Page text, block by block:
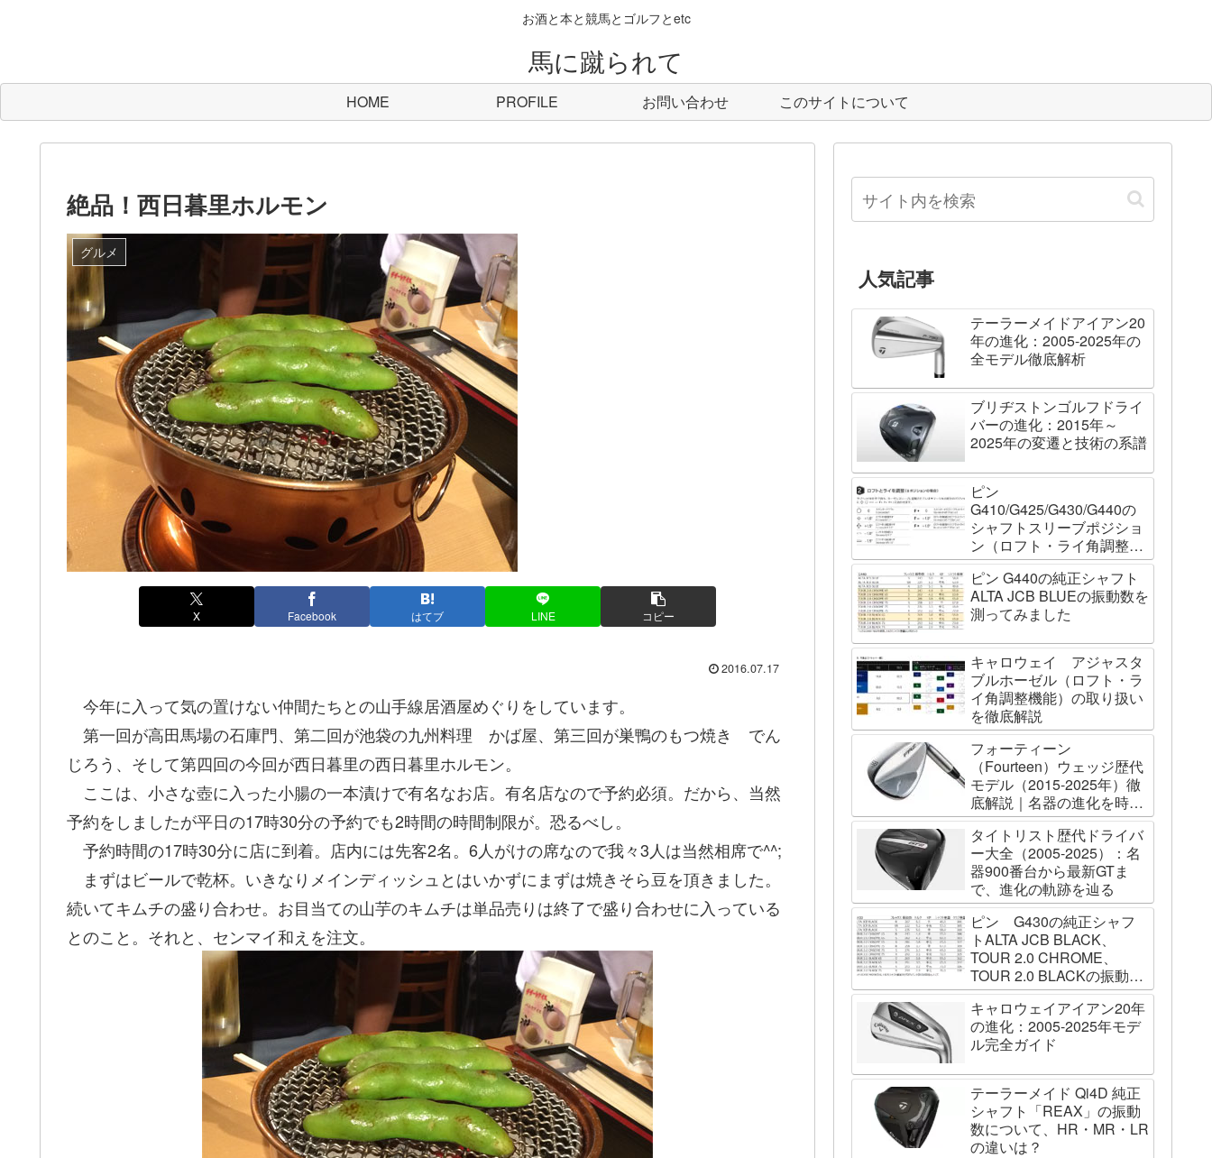
お酒と本と競馬とゴルフとetc
馬に蹴られて
HOME PROFILE お問い合わせ このサイトについて
絶品！西日暮里ホルモン
グルメ
X Facebook はてブ LINE コピー
2016.07.17
今年に入って気の置けない仲間たちとの山手線居酒屋めぐりをしています。
第一回が高田馬場の石庫門、第二回が池袋の九州料理 かば屋、第三回が巣鴨のもつ焼き でん
じろう、そして第四回の今回が西日暮里の西日暮里ホルモン。
ここは、小さな壺に入った小腸の一本漬けで有名なお店。有名店なので予約必須。だから、当然
予約をしましたが平日の17時30分の予約でも2時間の時間制限が。恐るべし。
予約時間の17時30分に店に到着。店内には先客2名。6人がけの席なので我々3人は当然相席で^^;
まずはビールで乾杯。いきなりメインディッシュとはいかずにまずは焼きそら豆を頂きました。
続いてキムチの盛り合わせ。お目当ての山芋のキムチは単品売りは終了で盛り合わせに入っている
とのこと。それと、センマイ和えを注文。
人気記事
テーラーメイドアイアン20
年の進化：2005-2025年の
全モデル徹底解析
ブリヂストンゴルフドライ
バーの進化：2015年～
2025年の変遷と技術の系譜
ピン
G410/G425/G430/G440の
シャフトスリーブポジショ
ン（ロフト・ライ角調整機
能）について
ピン G440の純正シャフト
ALTA JCB BLUEの振動数を
測ってみました
キャロウェイ アジャスタ
ブルホーゼル（ロフト・ラ
イ角調整機能）の取り扱い
を徹底解説
フォーティーン
（Fourteen）ウェッジ歴代
モデル（2015-2025年）徹
底解説｜名器の進化を時系
列で辿る
タイトリスト歴代ドライバ
ー大全（2005-2025）：名
器900番台から最新GTま
で、進化の軌跡を辿る
ピン G430の純正シャフ
トALTA JCB BLACK、
TOUR 2.0 CHROME、
TOUR 2.0 BLACKの振動数
を測ってみました
キャロウェイアイアン20年
の進化：2005-2025年モデ
ル完全ガイド
テーラーメイド Qi4D 純正
シャフト「REAX」の振動
数について、HR・MR・LR
の違いは？